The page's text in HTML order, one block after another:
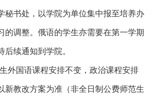
秘书处，以学院为单位集中报至培养办
的调整。俄语的学生亦需要在第一学期
后续通知到学院。
外国语课程安排不变，政治课程安排
新教改方案为准（非全日制公费师范生